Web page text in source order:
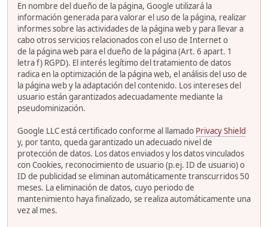
En nombre del dueño de la página, Google utilizará la
información generada para valorar el uso de la página, realizar
informes sobre las actividades de la página web y para llevar a
cabo otros servicios relacionados con el uso de Internet o
de la página web para el dueño de la página (Art. 6 apart. 1
letra f) RGPD). El interés legítimo del tratamiento de datos
radica en la optimización de la página web, el análisis del uso de
la página web y la adaptación del contenido. Los intereses del
usuario están garantizados adecuadamente mediante la
pseudominización.
Google LLC está certificado conforme al llamado Privacy Shield
y, por tanto, queda garantizado un adecuado nivel de
protección de datos. Los datos enviados y los datos vinculados
con Cookies, reconocimiento de usuario (p.ej. ID de usuario) o
ID de publicidad se eliminan automáticamente transcurridos 50
meses. La eliminación de datos, cuyo periodo de
mantenimiento haya finalizado, se realiza automáticamente una
vez al mes.